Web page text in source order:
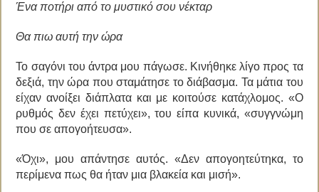
Ένα ποτήρι από το μυστικό σου νέκταρ
Θα πιω αυτή την ώρα
Το σαγόνι του άντρα μου πάγωσε. Κινήθηκε λίγο προς τα
δεξιά, την ώρα που σταμάτησε το διάβασμα. Τα μάτια του
είχαν ανοίξει διάπλατα και με κοιτούσε κατάχλομος. «Ο
ρυθμός δεν έχει πετύχει», του είπα κυνικά, «συγγνώμη
που σε απογοήτευσα».
«Όχι», μου απάντησε αυτός. «Δεν απογοητεύτηκα, το
περίμενα πως θα ήταν μια βλακεία και μισή».